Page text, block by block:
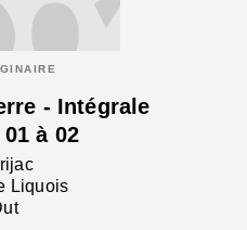
- Intégrale
à 02
Liquois